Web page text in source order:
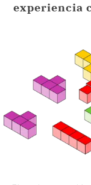
experiencia